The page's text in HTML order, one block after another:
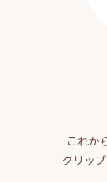
これか
クリッ